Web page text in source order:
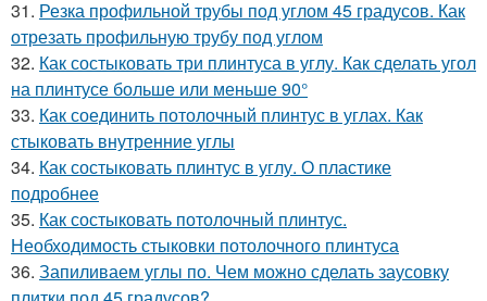
31. Резка профильной трубы под углом 45 градусов. Как
отрезать профильную трубу под углом
32. Как состыковать три плинтуса в углу. Как сделать угол
на плинтусе больше или меньше 90°
33. Как соединить потолочный плинтус в углах. Как
стыковать внутренние углы
34. Как состыковать плинтус в углу. О пластике
подробнее
35. Как состыковать потолочный плинтус.
Необходимость стыковки потолочного плинтуса
36. Запиливаем углы по. Чем можно сделать заусовку